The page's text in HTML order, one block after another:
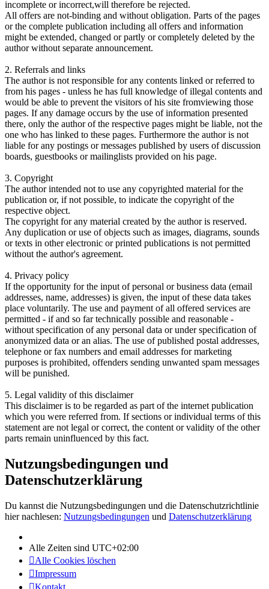
incomplete or incorrect,will therefore be rejected.
All offers are not-binding and without obligation. Parts of the pages
or the complete publication including all offers and information
might be extended, changed or partly or completely deleted by the
author without separate announcement.
2. Referrals and links
The author is not responsible for any contents linked or referred to
from his pages - unless he has full knowledge of illegal contents and
would be able to prevent the visitors of his site fromviewing those
pages. If any damage occurs by the use of information presented
there, only the author of the respective pages might be liable, not the
one who has linked to these pages. Furthermore the author is not
liable for any postings or messages published by users of discussion
boards, guestbooks or mailinglists provided on his page.
3. Copyright
The author intended not to use any copyrighted material for the
publication or, if not possible, to indicate the copyright of the
respective object.
The copyright for any material created by the author is reserved.
Any duplication or use of objects such as images, diagrams, sounds
or texts in other electronic or printed publications is not permitted
without the author's agreement.
4. Privacy policy
If the opportunity for the input of personal or business data (email
addresses, name, addresses) is given, the input of these data takes
place voluntarily. The use and payment of all offered services are
permitted - if and so far technically possible and reasonable -
without specification of any personal data or under specification of
anonymized data or an alias. The use of published postal addresses,
telephone or fax numbers and email addresses for marketing
purposes is prohibited, offenders sending unwanted spam messages
will be punished.
5. Legal validity of this disclaimer
This disclaimer is to be regarded as part of the internet publication
which you were referred from. If sections or individual terms of this
statement are not legal or correct, the content or validity of the other
parts remain uninfluenced by this fact.
Nutzungsbedingungen und
Datenschutzerklärung
Du kannst die Nutzungsbedingungen und die Datenschutzrichtlinie
hier nachlesen: Nutzungsbedingungen und Datenschutzerklärung
Alle Zeiten sind UTC+02:00
Alle Cookies löschen
Impressum
Kontakt